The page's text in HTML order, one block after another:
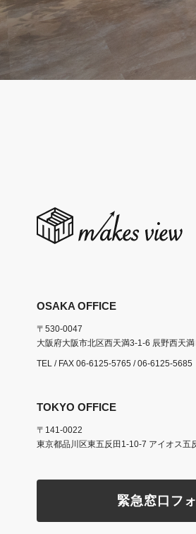
OSAKA OFFICE
〒530-0047
大阪府大阪市北区西天満3-1-6 辰野西天
TEL / FAX 06-6125-5765 / 06-6125-5685
TOKYO OFFICE
〒141-0022
東京都品川区東五反田1-10-7 アイオス五
緊急窓口フ